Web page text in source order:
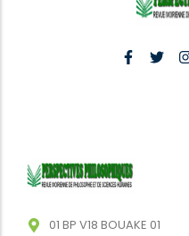
01 BP V18 BOUAKE 01